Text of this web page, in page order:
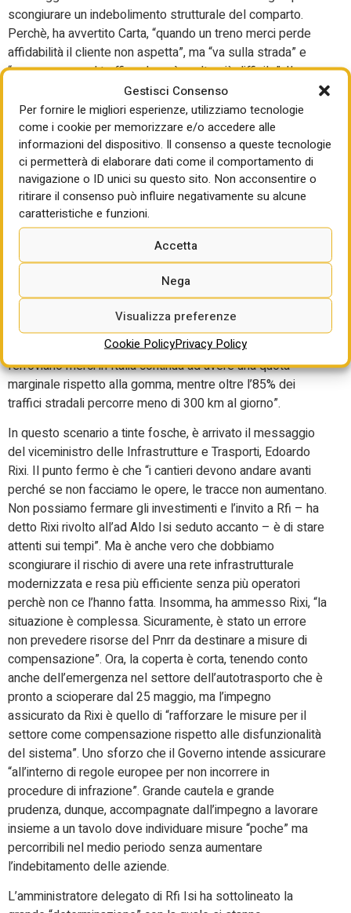
Gestisci Consenso
Per fornire le migliori esperienze, utilizziamo tecnologie
come i cookie per memorizzare e/o accedere alle
informazioni del dispositivo. Il consenso a queste tecnologie
ci permetterà di elaborare dati come il comportamento di
navigazione o ID unici su questo sito. Non acconsentire o
ritirare il consenso può influire negativamente su alcune
caratteristiche e funzioni.
Accetta
Nega
Visualizza preferenze
Cookie PolicyPrivacy Policy
scongiurare un indebolimento strutturale del comparto.
Perchè, ha avvertito Carta, “quando un treno merci perde
affidabilità il cliente non aspetta”, ma “va sulla strada” e
“recuperare quel traffico dopo è molto più difficile”. Il
quadro di incertezza per i prossimi mesi unito all’assenza
di risorse per il settore i danni saranno “irreversibili”.
“Gli strumenti incentivanti hanno avuto e continuano ad
avere un ruolo decisivo: il Ferrobonus, la Norma Merci, gli
incentivi regionali hanno dimostrato concretamente di
sostenere il traffico ferroviario e di produrre benefici
ambientali, logistici e industriali per il sistema Paese.
Questi strumenti non devono essere considerati semplici
sussidi di settore”, ma “politiche industriali, ambientali” e
“dei trasporti”, ha detto il presidente di Fermerci. Anche se
“purtroppo sono insufficienti nella loro portata finanziaria”,
poiché “non provocano l’atteso shift modale richiesto dal
legislatore comunitario, anche perché gli obiettivi europei
restano estremamente ambiziosi. Oggi il trasporto
ferroviario merci in Italia continua ad avere una quota
marginale rispetto alla gomma, mentre oltre l’85% dei
traffici stradali percorre meno di 300 km al giorno”.
In questo scenario a tinte fosche, è arrivato il messaggio
del viceministro delle Infrastrutture e Trasporti, Edoardo
Rixi. Il punto fermo è che “i cantieri devono andare avanti
perché se non facciamo le opere, le tracce non aumentano.
Non possiamo fermare gli investimenti e l’invito a Rfi – ha
detto Rixi rivolto all’ad Aldo Isi seduto accanto – è di stare
attenti sui tempi”. Ma è anche vero che dobbiamo
scongiurare il rischio di avere una rete infrastrutturale
modernizzata e resa più efficiente senza più operatori
perchè non ce l’hanno fatta. Insomma, ha ammesso Rixi, “la
situazione è complessa. Sicuramente, è stato un errore
non prevedere risorse del Pnrr da destinare a misure di
compensazione”. Ora, la coperta è corta, tenendo conto
anche dell’emergenza nel settore dell’autotrasporto che è
pronto a scioperare dal 25 maggio, ma l’impegno
assicurato da Rixi è quello di “rafforzare le misure per il
settore come compensazione rispetto alle disfunzionalità
del sistema”. Uno sforzo che il Governo intende assicurare
“all’interno di regole europee per non incorrere in
procedure di infrazione”. Grande cautela e grande
prudenza, dunque, accompagnate dall’impegno a lavorare
insieme a un tavolo dove individuare misure “poche” ma
percorribili nel medio periodo senza aumentare
l’indebitamento delle aziende.
L’amministratore delegato di Rfi Isi ha sottolineato la